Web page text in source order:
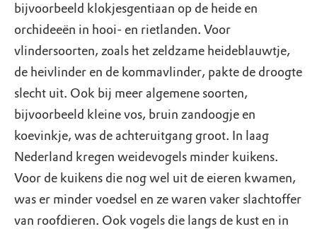
bijvoorbeeld klokjesgentiaan op de heide en
orchideeën in hooi- en rietlanden. Voor
vlindersoorten, zoals het zeldzame heideblauwtje,
de heivlinder en de kommavlinder, pakte de droogte
slecht uit. Ook bij meer algemene soorten,
bijvoorbeeld kleine vos, bruin zandoogje en
koevinkje, was de achteruitgang groot. In laag
Nederland kregen weidevogels minder kuikens.
Voor de kuikens die nog wel uit de eieren kwamen,
was er minder voedsel en ze waren vaker slachtoffer
van roofdieren. Ook vogels die langs de kust en in